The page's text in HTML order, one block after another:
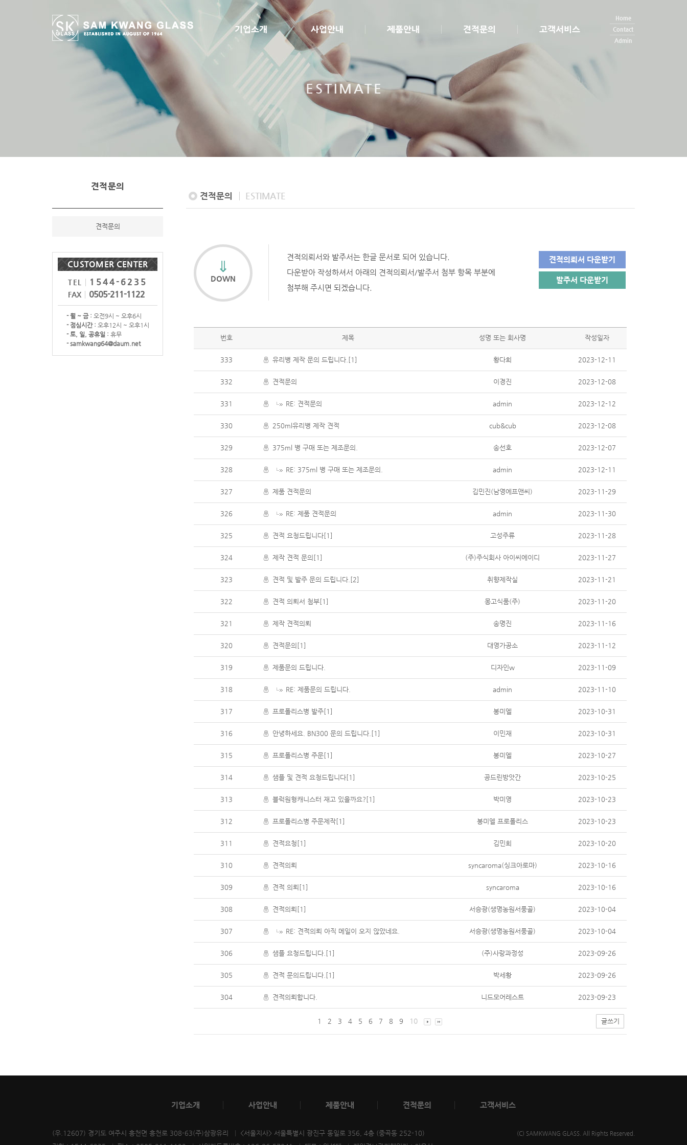
기업소개 사업안내 제품안내 견적문의 고객서비스
Home
Contact
Admin
ESTIMATE
견적문의
견적문의
CUSTOMER CENTER
TEL 1544-6235
FAX 0505-211-1122
- 월 ~ 금 : 오전9시 ~ 오후6시
- 점심시간 : 오후12시 ~ 오후1시
- 토, 일, 공휴일 : 휴무
- samkwang64@daum.net
견적문의 ESTIMATE
⇓
DOWN
견적의뢰서와 발주서는 한글 문서로 되어 있습니다.
다운받아 작성하셔서 아래의 견적의뢰서/발주서 첨부 항목 부분에
첨부해 주시면 되겠습니다.
견적의뢰서 다운받기
발주서 다운받기
번호 제목 성명 또는 회사명 작성일자
333 유리병 제작 문의 드립니다.[1] 황다희 2023-12-11
332 견적문의 이경진 2023-12-08
331 RE: 견적문의 admin 2023-12-12
330 250ml유리병 제작 견적 cub&cub 2023-12-08
329 375ml 병 구매 또는 제조문의. 송선호 2023-12-07
328 RE: 375ml 병 구매 또는 제조문의. admin 2023-12-11
327 제품 견적문의 김민진(남영에프앤씨) 2023-11-29
326 RE: 제품 견적문의 admin 2023-11-30
325 견적 요청드립니다[1] 고성주류 2023-11-28
324 제작 견적 문의[1] (주)주식회사 아이씨에이디 2023-11-27
323 견적 및 발주 문의 드립니다.[2] 취향제작실 2023-11-21
322 견적 의뢰서 첨부[1] 몽고식품(주) 2023-11-20
321 제작 견적의뢰 송명진 2023-11-16
320 견적문의[1] 대영가공소 2023-11-12
319 제품문의 드립니다. 디자인w 2023-11-09
318 RE: 제품문의 드립니다. admin 2023-11-10
317 프로폴리스병 발주[1] 봉미엘 2023-10-31
316 안녕하세요. BN300 문의 드립니다.[1] 이민재 2023-10-31
315 프로폴리스병 주문[1] 봉미엘 2023-10-27
314 샘플 및 견적 요청드립니다[1] 공드린방앗간 2023-10-25
313 블럭원형캐니스터 재고 있을까요?[1] 박미영 2023-10-23
312 프로폴리스병 주문제작[1] 봉미엘 프로폴리스 2023-10-23
311 견적요청[1] 김민희 2023-10-20
310 견적의뢰 syncaroma(싱크아로마) 2023-10-16
309 견적 의뢰[1] syncaroma 2023-10-16
308 견적의뢰[1] 서승광(생명농원서풍골) 2023-10-04
307 RE: 견적의뢰 아직 메일이 오지 않았네요. 서승광(생명농원서풍골) 2023-10-04
306 샘플 요청드립니다.[1] (주)사랑과정성 2023-09-26
305 견적 문의드립니다.[1] 박세황 2023-09-26
304 견적의뢰합니다. 니드모어레스트 2023-09-23
1 2 3 4 5 6 7 8 9 10 글쓰기
기업소개 사업안내 제품안내 견적문의 고객서비스
(우.12607) 경기도 여주시 흥천면 흥천로 308-63(주)삼광유리 <서울지사> 서울특별시 광진구 동일로 356, 4층 (중곡동 252-10)
(C) SAMKWANG GLASS. All Rights Reserved.